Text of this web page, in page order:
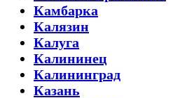
Камбарка
Калязин
Калуга
Калининец
Калининград
Казань